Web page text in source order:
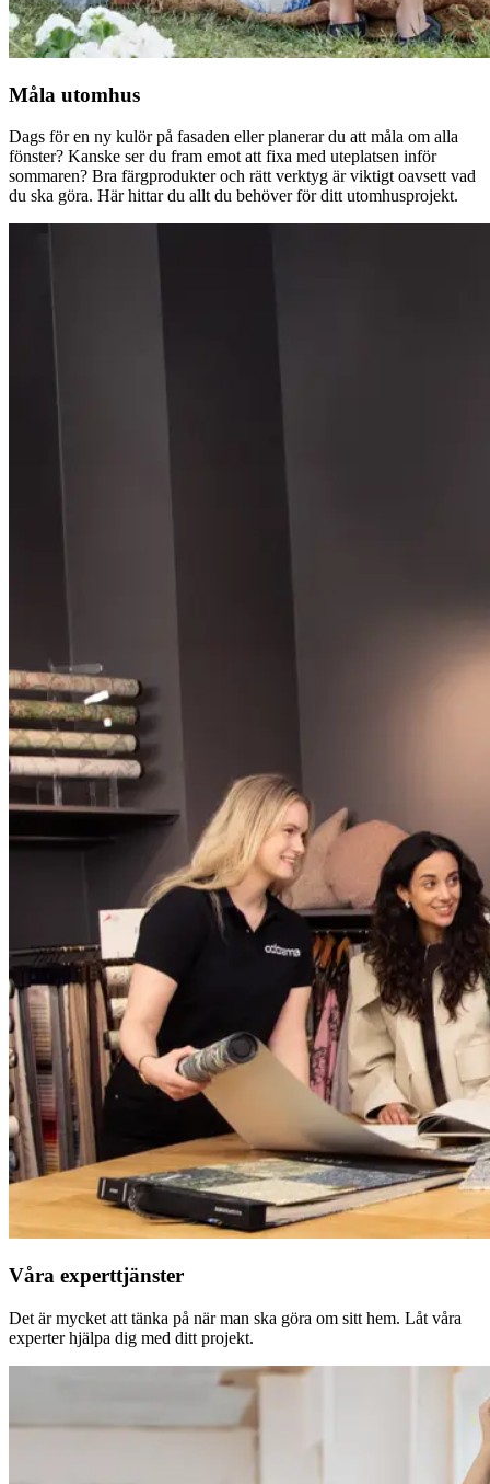
Måla utomhus
Dags för en ny kulör på fasaden eller planerar du att måla om alla
fönster? Kanske ser du fram emot att fixa med uteplatsen inför
sommaren? Bra färgprodukter och rätt verktyg är viktigt oavsett vad
du ska göra. Här hittar du allt du behöver för ditt utomhusprojekt.
Våra experttjänster
Det är mycket att tänka på när man ska göra om sitt hem. Låt våra
experter hjälpa dig med ditt projekt.